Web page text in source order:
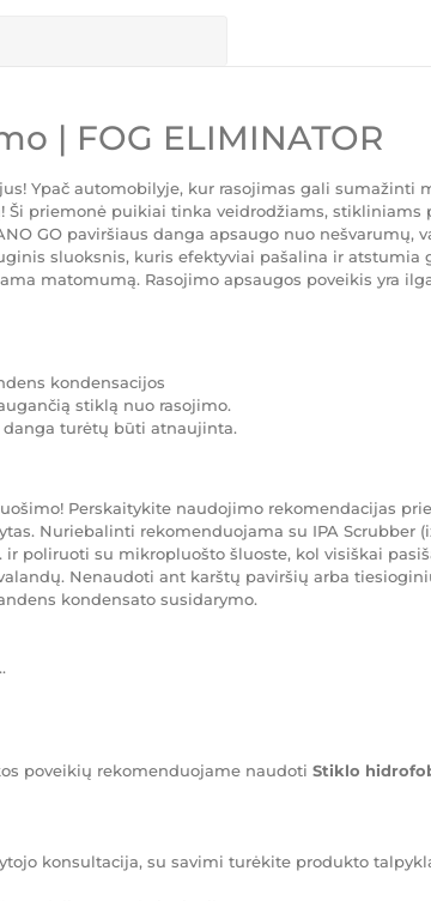
| FOG ELIMINATOR
Ypač automobilyje, kur rasojimas gali sumažinti
Ši priemonė puikiai tinka veidrodžiams,
GO paviršiaus danga apsaugo nuo nešvarumų,
sluoksnis, kuris efektyviai pašalina ir
matomumą. Rasojimo apsaugos poveikis yra
kondensacijos
stiklą nuo rasojimo.
danga turėtų būti atnaujinta.
Perskaitykite naudojimo rekomendacijas
Nuriebalinti rekomenduojama su IPA Scrubber
poliruoti su mikropluošto šluoste, kol visiškai
Nenaudoti ant karštų paviršių arba
kondensato susidarymo.
poveikių rekomenduojame naudoti Stiklo
konsultacija, su savimi turėkite produkto